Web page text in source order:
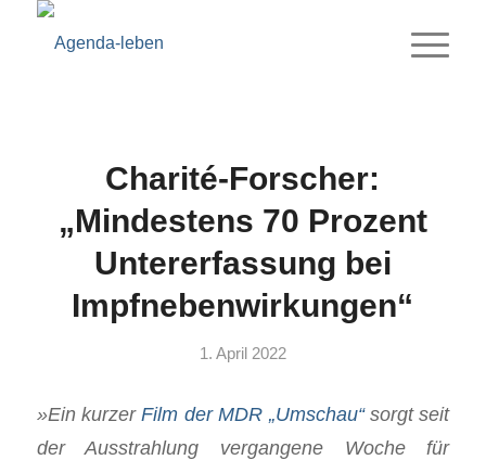
Charité-Forscher:
„Mindestens 70 Prozent
Untererfassung bei
Impfnebenwirkungen“
1. April 2022
»Ein kurzerFilm der MDR „Umschau“sorgt seit
der Ausstrahlung vergangene Woche für